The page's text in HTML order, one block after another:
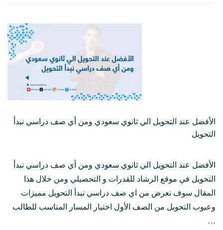
الأفضل عند التحويل الي ثانوي سعودي ومن أي صف دراسي نبدأ
التحويل
الأفضل عند التحويل الي ثانوي سعودي ومن أي صف دراسي نبدأ
التحويل في موقع الرشاد للقدرات و التحصيلي ومن خلال هذا
المقال سوف نعرض من اي صف دراسي نبدأ التحويل مميزات
وعيوب التحويل من الصف الأول اختيار المسار المناسب للطالب
…